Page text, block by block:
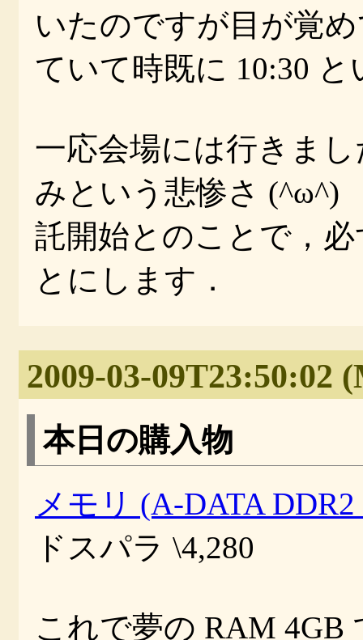
いたのですが目が覚
ていて時既に 10:30
一応会場には行きま
みという悲惨さ (^ω^)
託開始とのことで，
とにします．
2009-03-09T23:50:02
本日の購入物
メモリ (A-DATA DDR2
ドスパラ \4,280
これで夢の RAM 4GB